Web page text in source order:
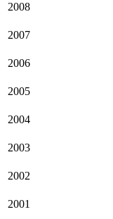
2008
2007
2006
2005
2004
2003
2002
2001